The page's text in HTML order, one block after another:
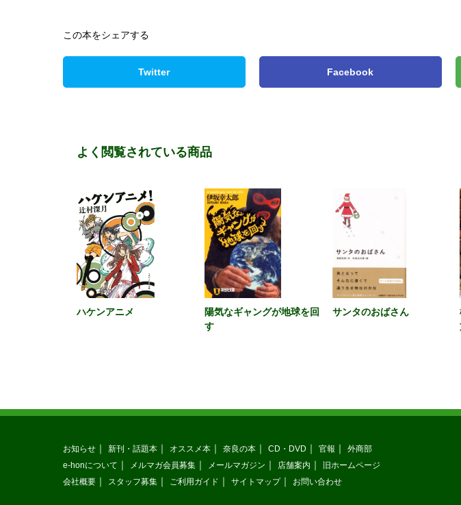
この本をシェアする
Twitter Facebook
よく閲覧されている商品
ハケンアニメ
陽気なギャングが地球を回
す
サンタのおばさん
お知らせ 新刊・話題本 オススメ本 奈良の本 CD・DVD 官報
外商部
e-honについて
メルマガ会員募集 メールマガジン 店舗案内
旧ホームページ
会社概要
スタッフ募集 ご利用ガイド サイトマップ お問い合わせ